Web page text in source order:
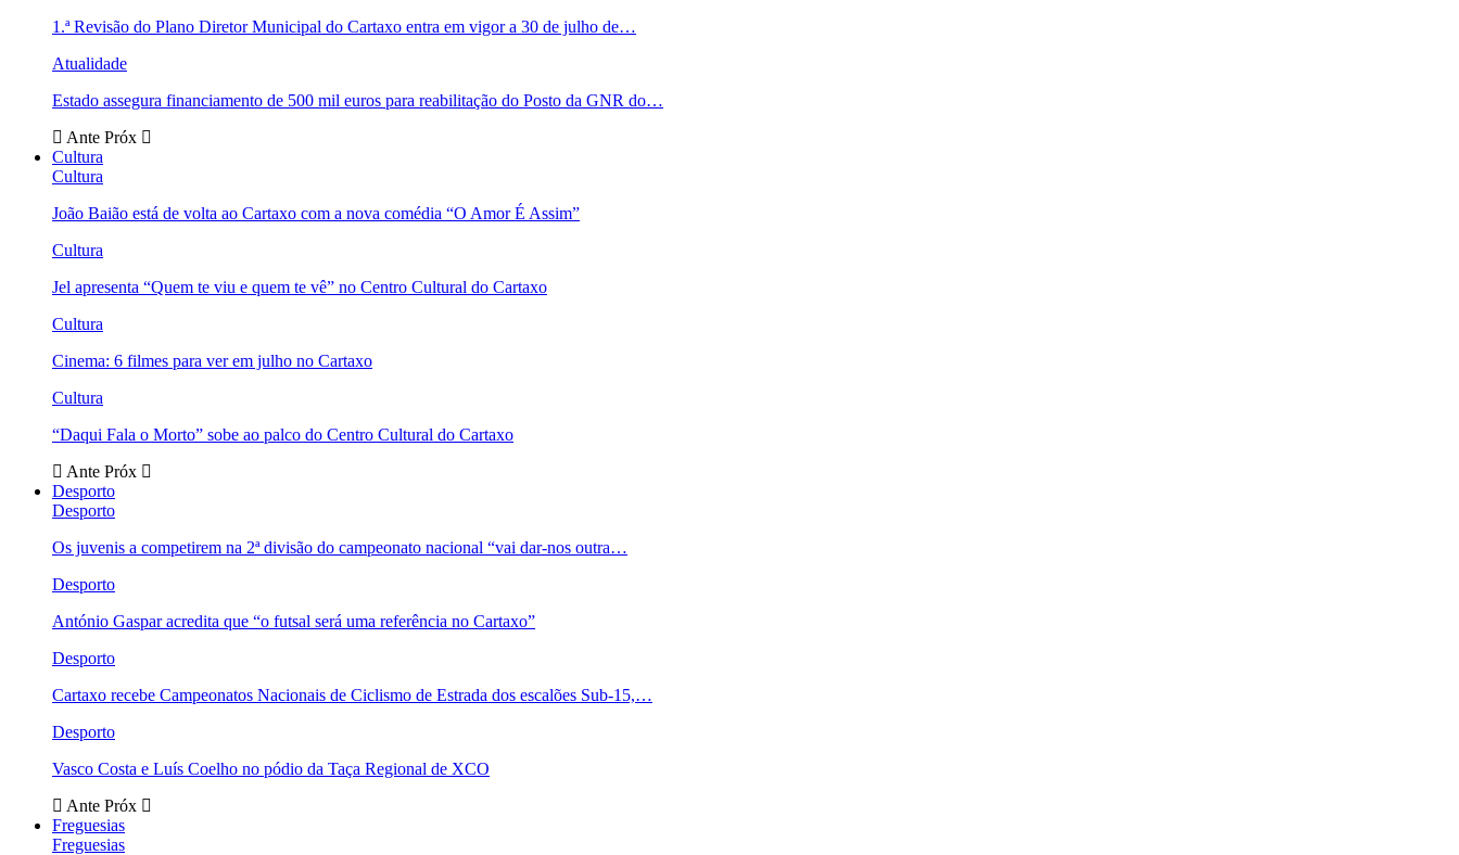
1.ª Revisão do Plano Diretor Municipal do Cartaxo entra em vigor a 30 de julho de…
Atualidade
Estado assegura financiamento de 500 mil euros para reabilitação do Posto da GNR do…
Ante Próx
Cultura
Cultura
João Baião está de volta ao Cartaxo com a nova comédia “O Amor É Assim”
Cultura
Jel apresenta “Quem te viu e quem te vê” no Centro Cultural do Cartaxo
Cultura
Cinema: 6 filmes para ver em julho no Cartaxo
Cultura
“Daqui Fala o Morto” sobe ao palco do Centro Cultural do Cartaxo
Ante Próx
Desporto
Desporto
Os juvenis a competirem na 2ª divisão do campeonato nacional “vai dar-nos outra…
Desporto
António Gaspar acredita que “o futsal será uma referência no Cartaxo”
Desporto
Cartaxo recebe Campeonatos Nacionais de Ciclismo de Estrada dos escalões Sub-15,…
Desporto
Vasco Costa e Luís Coelho no pódio da Taça Regional de XCO
Ante Próx
Freguesias
Freguesias